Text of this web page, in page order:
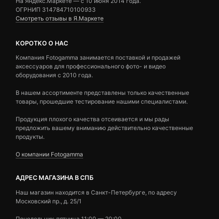
ОГРНИП 314784710100933
Смотреть отзывы в Я.Маркете
КОРОТКО О НАС
Компания Fotogamma занимается поставкой и продажей
аксессуаров для профессионального фото- и видео
оборудования с 2010 года.
В нашем ассортименте представлены только качественные
товары, прошедшие тестирование нашими специалистами.
Продукция плохого качества отсеивается и мы рады
предложить вашему вниманию действительно качественные
продукты.
О компании Fotogamma
АДРЕС МАГАЗИНА В СПБ
Наш магазин находится в Санкт-Петербурге, по адресу
Московский пр., д. 25/1